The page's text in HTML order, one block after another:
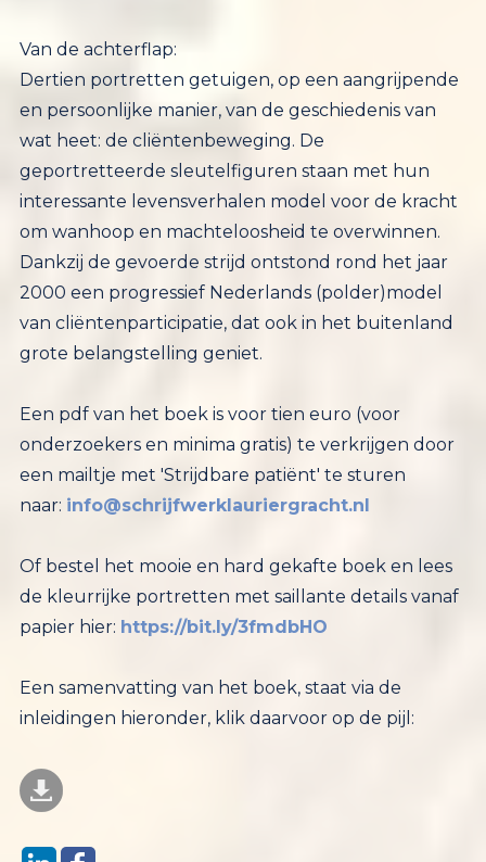
Van de achterflap:
Dertien portretten getuigen, op een aangrijpende
en persoonlijke manier, van de geschiedenis van
wat heet: de cliëntenbeweging. De
geportretteerde sleutelfiguren staan met hun
interessante levensverhalen model voor de kracht
om wanhoop en machteloosheid te overwinnen.
Dankzij de gevoerde strijd ontstond rond het jaar
2000 een progressief Nederlands (polder)model
van cliëntenparticipatie, dat ook in het buitenland
grote belangstelling geniet.
Een pdf van het boek is voor tien euro (voor
onderzoekers en minima gratis) te verkrijgen door
een mailtje met 'Strijdbare patiënt' te sturen
naar: info@schrijfwerklauriergracht.nl
Of bestel het mooie en hard gekafte boek en lees
de kleurrijke portretten met saillante details vanaf
papier hier: https://bit.ly/3fmdbHO
Een samenvatting van het boek, staat via de
inleidingen hieronder, klik daarvoor op de pijl: